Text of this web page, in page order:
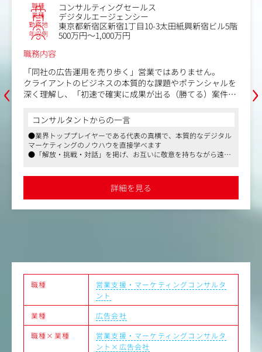
‹
職種 コンサルティングセールス
業種 デジタルエージェンシー
勤務地 東京都新宿区新宿1丁目10-3太田紙興新宿ビル5階
年収例
500万円～1,000万円
職務内容
「同社の広告運用を売り歩く」営業ではありません。
クライアントのビジネスの本質的な課題やポテンシャルを
深く理解し、「初速で確実に成果が出る（勝てる）案件」
その上で、単価・契約・成果報酬などのビジネススキーム
自体を自ら設計し、Mercとクライアントの双方にとって高
収益かつ継続可能な「最高の入口（案件）」を創出する役
割です。
新規案件の創出（最重要）
案件の質（商材ポテンシャル）の最大化
クライアント課題の翻訳者
条件設計者（単価・契約・スキーム）
勝てる案件を選別するフィルター
・期待
高収益かつ継続可能な案件を創出し続ける状態
初速で成果が出る案件を設計できている状態
勝てる案件の言語化・再現性がある状態
コンサルタントからの一言
●業界トッププレイヤーである代表の真横で、本質的なデジタル
マーケティングのノウハウを直接学べます
●「解放・挑戦・対話」を掲げ、お互いに敬意を持ちながら遠慮
度と、メリハリをつけて長く働けます
詳細を見る
›
職種
営業支援・マーケティングコンサルタ
ント
業種
広告会社
職種×業種
営業支援・マーケティングコンサルタ
ント×広告会社